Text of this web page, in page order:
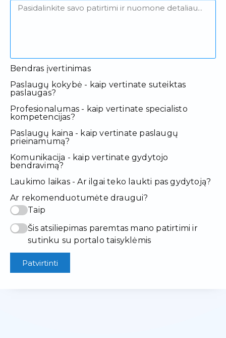
Bendras įvertinimas
Paslaugų kokybė - kaip vertinate suteiktas
paslaugas?
Profesionalumas - kaip vertinate specialisto
kompetencijas?
Paslaugų kaina - kaip vertinate paslaugų
prieinamumą?
Komunikacija - kaip vertinate gydytojo
bendravimą?
Laukimo laikas - Ar ilgai teko laukti pas gydytoją?
Ar rekomenduotumėte draugui?
Taip
Šis atsiliepimas paremtas mano patirtimi ir
sutinku su portalo taisyklėmis
Patvirtinti